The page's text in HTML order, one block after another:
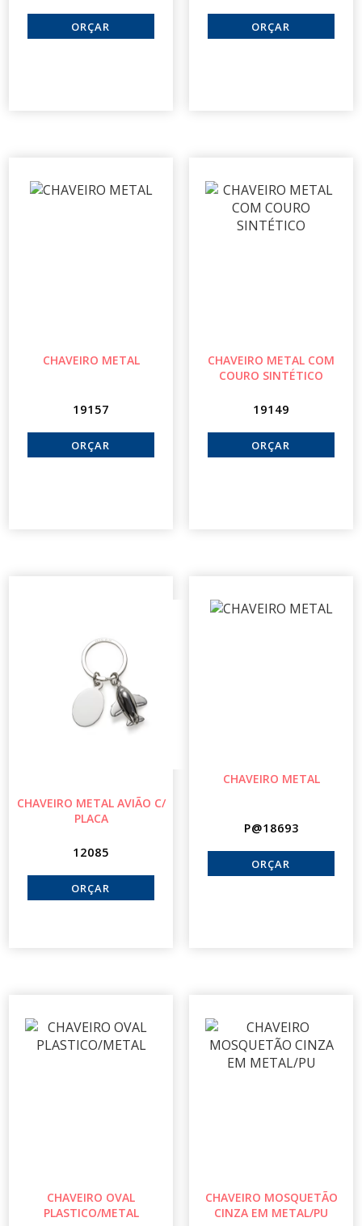
CHAVEIRO METAL
19157
CHAVEIRO METAL COM
COURO SINTÉTICO
19149
CHAVEIRO METAL AVIÃO C/
PLACA
12085
CHAVEIRO METAL
P@18693
CHAVEIRO OVAL
PLASTICO/METAL
CHAVEIRO MOSQUETÃO
CINZA EM METAL/PU